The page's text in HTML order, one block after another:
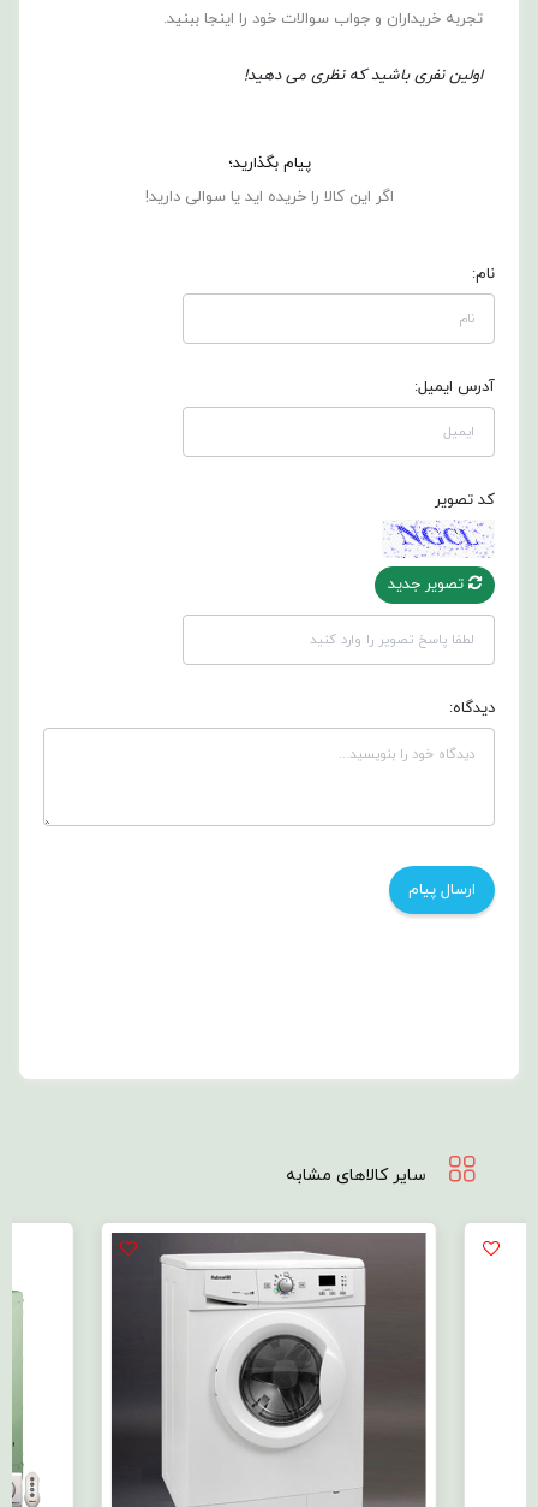
تجربه خریداران و جواب سوالات خود را اینجا ببنید.
اولین نفری باشید که نظری می دهید!
پیام بگذارید؛
اگر این کالا را خریده اید یا سوالی دارید!
نام:
آدرس ایمیل:
کد تصویر
تصویر جدید
دیدگاه:
سایر کالاهای مشابه